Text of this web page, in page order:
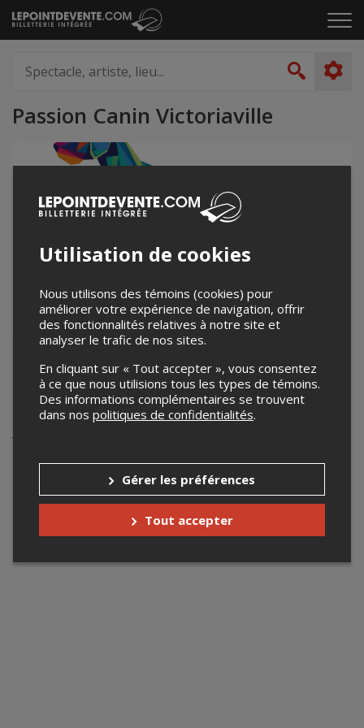
Passer
au
le
artiste,
lieu...
Passion Canin Victoriaville
passioncaninvictoriaville@gmail.com
Événements à venir
Votre recherche n'a retourné aucun résultat.
Utilisation de cookies
Nous utilisons des témoins (cookies) pour
améliorer votre expérience de navigation, offrir
des fonctionnalités relatives à notre site et
analyser le trafic de nos sites.
En cliquant sur « Tout accepter », vous consentez
à ce que nous utilisions tous les types de témoins.
Des informations complémentaires se trouvent
dans nos politiques de confidentialités.
Gérer les préférences
Tout accepter